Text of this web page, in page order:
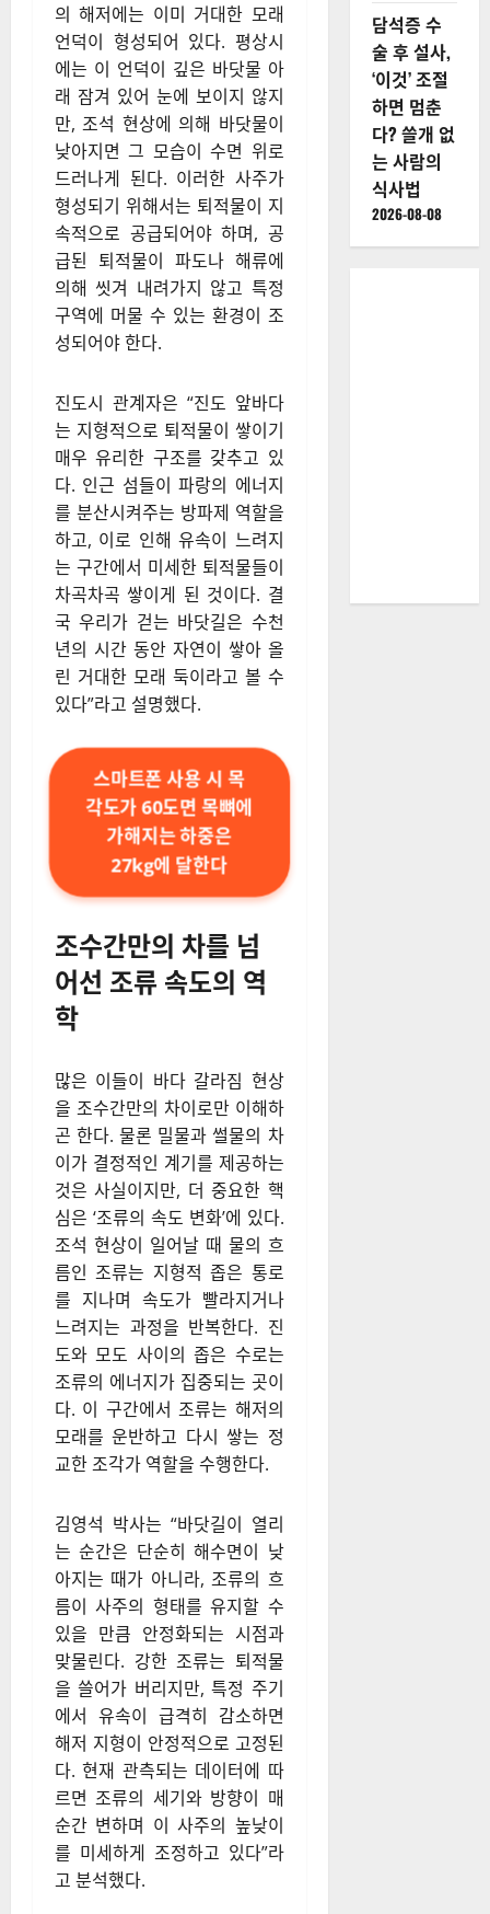
의 해저에는 이미 거대한 모래
언덕이 형성되어 있다. 평상시
에는 이 언덕이 깊은 바닷물 아
래 잠겨 있어 눈에 보이지 않지
만, 조석 현상에 의해 바닷물이
낮아지면 그 모습이 수면 위로
드러나게 된다. 이러한 사주가
형성되기 위해서는 퇴적물이 지
속적으로 공급되어야 하며, 공
급된 퇴적물이 파도나 해류에
의해 씻겨 내려가지 않고 특정
구역에 머물 수 있는 환경이 조
성되어야 한다.
진도시 관계자은 “진도 앞바다
는 지형적으로 퇴적물이 쌓이기
매우 유리한 구조를 갖추고 있
다. 인근 섬들이 파랑의 에너지
를 분산시켜주는 방파제 역할을
하고, 이로 인해 유속이 느려지
는 구간에서 미세한 퇴적물들이
차곡차곡 쌓이게 된 것이다. 결
국 우리가 걷는 바닷길은 수천
년의 시간 동안 자연이 쌓아 올
린 거대한 모래 둑이라고 볼 수
있다”라고 설명했다.
스마트폰 사용 시 목
각도가 60도면 목뼈에
가해지는 하중은
27kg에 달한다
조수간만의 차를 넘
어선 조류 속도의 역
학
많은 이들이 바다 갈라짐 현상
을 조수간만의 차이로만 이해하
곤 한다. 물론 밀물과 썰물의 차
이가 결정적인 계기를 제공하는
것은 사실이지만, 더 중요한 핵
심은 ‘조류의 속도 변화’에 있다.
조석 현상이 일어날 때 물의 흐
름인 조류는 지형적 좁은 통로
를 지나며 속도가 빨라지거나
느려지는 과정을 반복한다. 진
도와 모도 사이의 좁은 수로는
조류의 에너지가 집중되는 곳이
다. 이 구간에서 조류는 해저의
모래를 운반하고 다시 쌓는 정
교한 조각가 역할을 수행한다.
김영석 박사는 “바닷길이 열리
는 순간은 단순히 해수면이 낮
아지는 때가 아니라, 조류의 흐
름이 사주의 형태를 유지할 수
있을 만큼 안정화되는 시점과
맞물린다. 강한 조류는 퇴적물
을 쓸어가 버리지만, 특정 주기
에서 유속이 급격히 감소하면
해저 지형이 안정적으로 고정된
다. 현재 관측되는 데이터에 따
르면 조류의 세기와 방향이 매
순간 변하며 이 사주의 높낮이
를 미세하게 조정하고 있다”라
고 분석했다.
담석증 수
술 후 설사,
‘이것’ 조절
하면 멈춘
다? 쓸개 없
는 사람의
식사법
2026-08-08